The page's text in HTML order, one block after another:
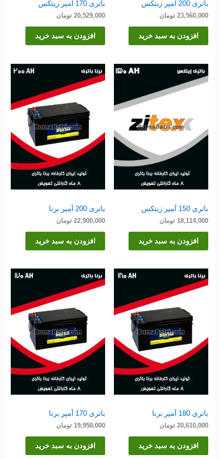
باتری 200 آمپر زیتکس
23,560,000 تومان
افزودن به سبد خرید
باتری 170 آمپر زیتکس
20,529,000 تومان
افزودن به سبد خرید
باتری 150 آمپر زیتکس
18,114,000 تومان
افزودن به سبد خرید
باتری 200 آمپر برنا
22,900,000 تومان
افزودن به سبد خرید
باتری 180 آمپر برنا
20,610,000 تومان
افزودن به سبد خرید
باتری 170 آمپر برنا
19,958,000 تومان
افزودن به سبد خرید